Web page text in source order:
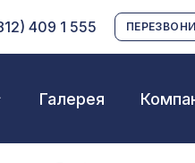
409 1 555
Галерея
панели